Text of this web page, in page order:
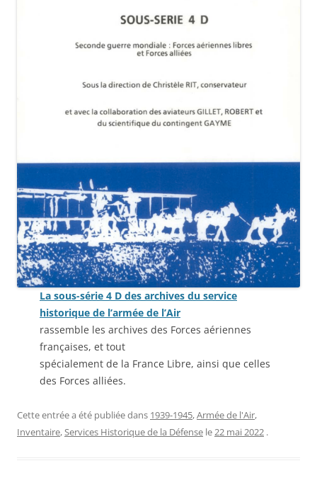
La sous-série 4 D des archives du service
historique de l’armée de l’Air
rassemble les archives des Forces aériennes
françaises, et tout
spécialement de la France Libre, ainsi que celles
des Forces alliées.
Cette entrée a été publiée dans 1939-1945,Armée de l'Air,
Inventaire, Services Historique de la Défense le 22 mai 2022 .